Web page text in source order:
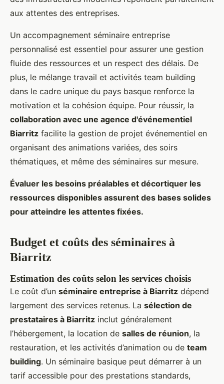
aux attentes des entreprises.
Un accompagnement séminaire entreprise
personnalisé est essentiel pour assurer une gestion
fluide des ressources et un respect des délais. De
plus, le mélange travail et activités team building
dans le cadre unique du pays basque renforce la
motivation et la cohésion équipe. Pour réussir, la
collaboration avec une agence d'événementiel
Biarritz facilite la gestion de projet événementiel en
organisant des animations variées, des soirs
thématiques, et même des séminaires sur mesure.
Évaluer les besoins préalables et décortiquer les
ressources disponibles assurent des bases solides
pour atteindre les attentes fixées.
Budget et coûts des séminaires à
Biarritz
Estimation des coûts selon les services choisis
Le coût d’un séminaire entreprise à Biarritz dépend
largement des services retenus. La sélection de
prestataires à Biarritz inclut généralement
l’hébergement, la location de salles de réunion, la
restauration, et les activités d’animation ou de team
building. Un séminaire basique peut démarrer à un
tarif accessible pour des prestations standards,